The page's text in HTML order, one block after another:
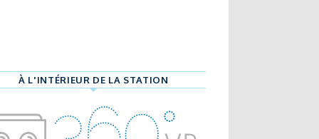
À L'INTÉRIEUR DE LA STATION